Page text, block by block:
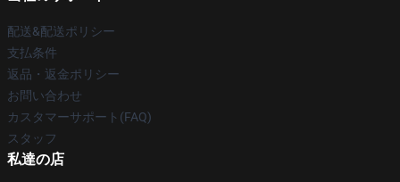
配送&配送ポリシー
支払条件
返品・返金ポリシー
お問い合わせ
カスタマーサポート(FAQ)
スタッフ
私達の店